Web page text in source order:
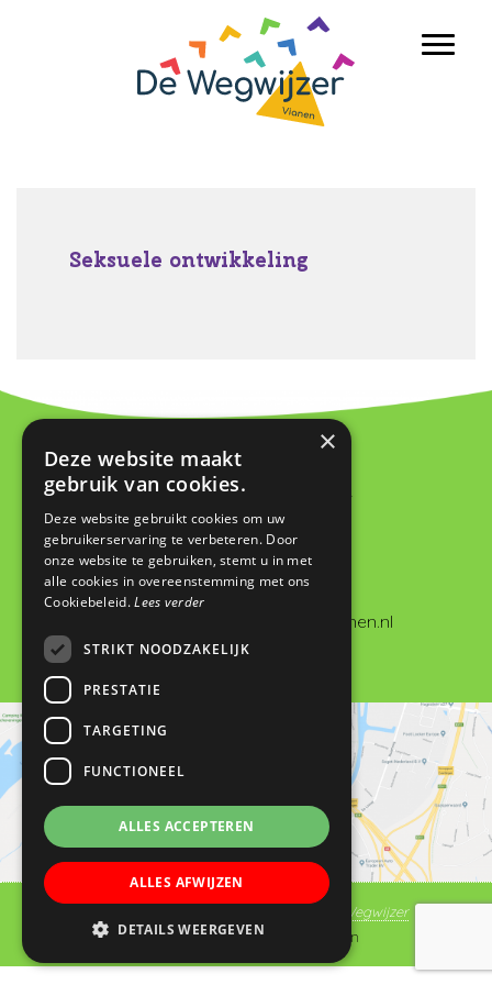
Basisschool De Wegwijzer Vianen
Seksuele ontwikkeling
Contact
Basisschool De Wegwijzer
De Looch 13
4133 DK Vianen
0347 372673
administratie@dewegwijzervianen.nl
Basisschool De Wegwijzer
Vianen · Alle rechten voorbehouden
×
Deze website maakt
gebruik van cookies.
Deze website gebruikt cookies om uw
gebruikerservaring te verbeteren. Door
onze website te gebruiken, stemt u in met
alle cookies in overeenstemming met ons
Cookiebeleid.Lees verder
STRIKT NOODZAKELIJK
PRESTATIE
TARGETING
FUNCTIONEEL
ALLES ACCEPTEREN
ALLES AFWIJZEN
DETAILS WEERGEVEN